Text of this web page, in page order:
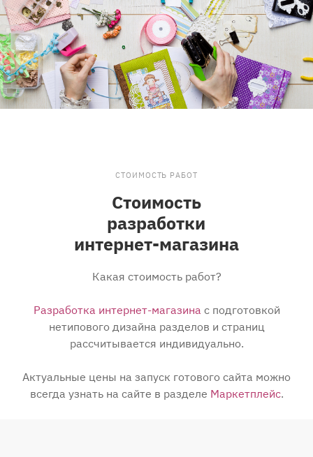
СТОИМОСТЬ РАБОТ
Стоимость
разработки
интернет-магазина
Какая стоимость работ?
Разработка интернет-магазина с подготовкой
нетипового дизайна разделов и страниц
рассчитывается индивидуально.
Актуальные цены на запуск готового сайта можно
всегда узнать на сайте в разделе Маркетплейс.